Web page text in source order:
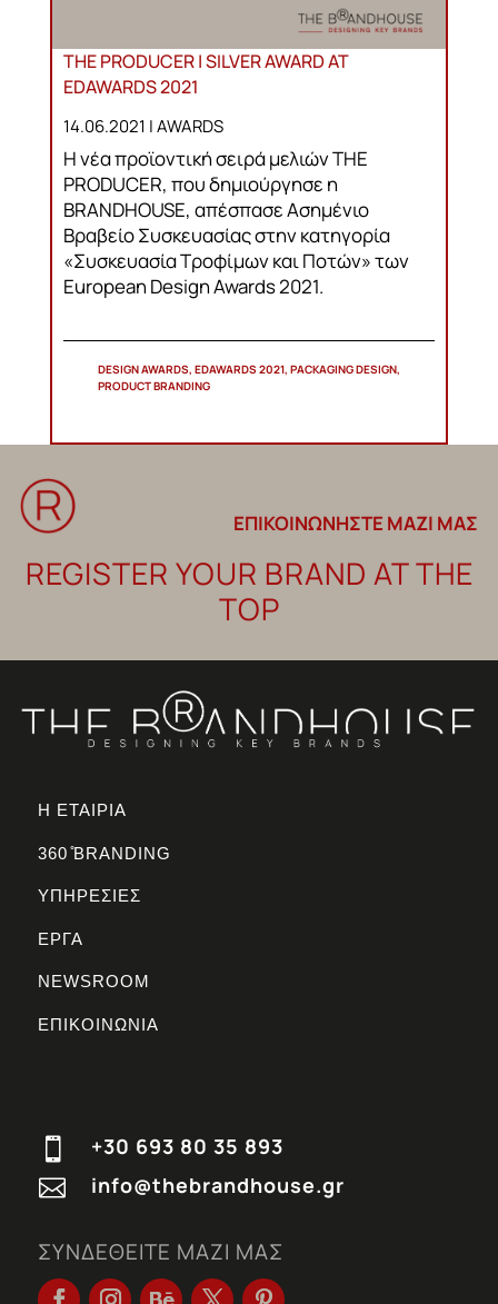
THE PRODUCER | SILVER AWARD AT
EDAWARDS 2021
14.06.2021 |AWARDS
Η νέα προϊοντική σειρά μελιών THE
PRODUCER, που δημιούργησε η
BRANDHOUSE, απέσπασε Ασημένιο
Βραβείο Συσκευασίας στην κατηγορία
«Συσκευασία Τροφίμων και Ποτών» των
European Design Awards 2021.
DESIGN AWARDS, EDAWARDS 2021, PACKAGING DESIGN,
PRODUCT BRANDING
ΕΠΙΚΟΙΝΩΝΗΣΤΕ ΜΑΖΙ ΜΑΣ
REGISTER YOUR BRAND AT THE
TOP
Η ΕΤΑΙΡΙΑ
360 ̊BRANDING
ΥΠΗΡΕΣΙΕΣ
ΕΡΓΑ
NEWSROOM
ΕΠΙΚΟΙΝΩΝΙΑ
 +30 693 80 35 893
 info@thebrandhouse.gr
ΣΥΝΔΕΘΕΙΤΕ ΜΑΖΙ ΜΑΣ